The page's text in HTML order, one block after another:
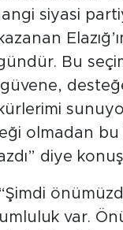
siyasi
Bu
olmadan bu
diye
var.